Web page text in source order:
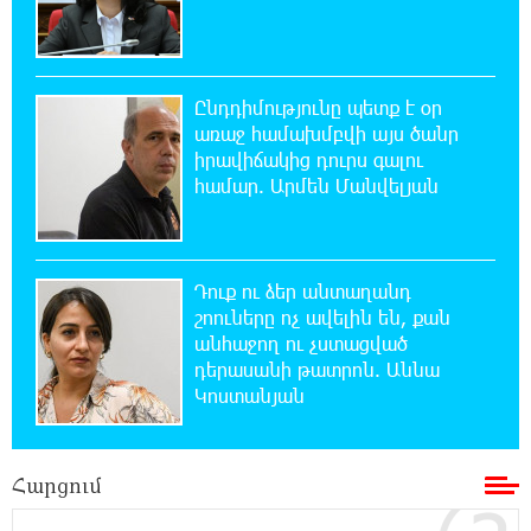
քաղաքականություն դարձնել». Կարպիս
Փաշոյան
0:55:39 8-08-2026
Երևանի և մարզերի տասնյակ հասցեներում
օգոստոսի 10-ին, 11-ին, 12-ին և 13-ին գազ
չի լինելու
Հայ ուշուիստները 37 մեդալ են նվաճել
միջազգային մրցաշարում
0:17:18 8-08-2026
ԱՄՆ Սենատը մեծամասնությամբ ընդունել է
Ռուսաստանի և Իրանի դեմ
Ընդդիմությունը պետք է օր
առաջ համախմբվի այս ծանր
իրավիճակից դուրս գալու
համար. Արմեն Մանվելյան
Դուք ու ձեր անտաղանդ
շոուները ոչ ավելին են, քան
անհաջող ու չստացված
դերասանի թատրոն. Աննա
Կոստանյան
Հարցում